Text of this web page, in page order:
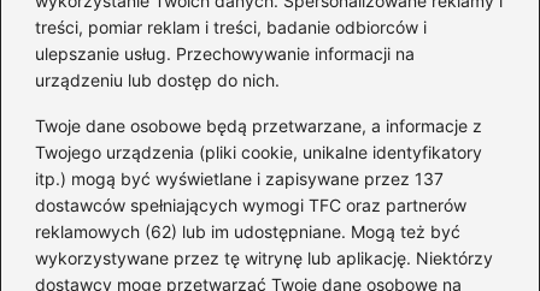
treści, pomiar reklam i treści, badanie odbiorców i
ulepszanie usług. Przechowywanie informacji na
urządzeniu lub dostęp do nich.
Twoje dane osobowe będą przetwarzane, a informacje z
Twojego urządzenia (pliki cookie, unikalne identyfikatory
itp.) mogą być wyświetlane i zapisywane przez 137
dostawców spełniających wymogi TFC oraz partnerów
reklamowych (62) lub im udostępniane. Mogą też być
wykorzystywane przez tę witrynę lub aplikację. Niektórzy
dostawcy mogę przetwarzać Twoje dane osobowe na
zaskoczą
Jak zamontować listwę
startową do styropianu
bez błędów: krok po kroku